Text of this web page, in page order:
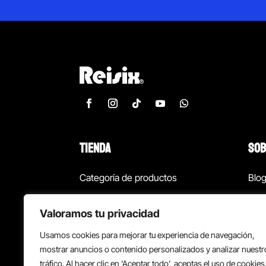
Valoramos tu privacidad
Usamos cookies para mejorar tu experiencia de navegación,
mostrar anuncios o contenido personalizados y analizar
tráfico. Al hacer clic en ‘Aceptar todo’, aceptas el uso de cookies.
TIENDA
Categoría de productos
¡Las mejores ofertas!
Back to school
Blog